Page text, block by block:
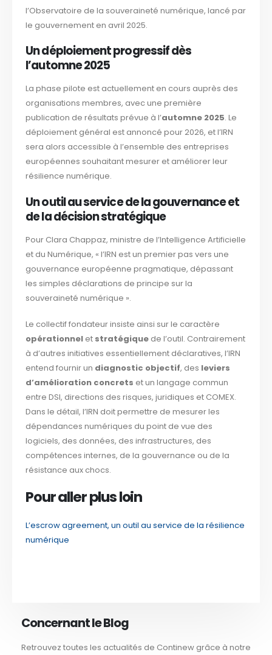
l’Observatoire de la souveraineté numérique, lancé par
le gouvernement en avril 2025.
Un déploiement progressif dès
l’automne 2025
La phase pilote est actuellement en cours auprès des
organisations membres, avec une première
publication de résultats prévue à l’automne 2025. Le
déploiement général est annoncé pour 2026, et l’IRN
sera alors accessible à l’ensemble des entreprises
européennes souhaitant mesurer et améliorer leur
résilience numérique.
Un outil au service de la gouvernance et
de la décision stratégique
Pour Clara Chappaz, ministre de l’Intelligence Artificielle
et du Numérique, « l’IRN est un premier pas vers une
gouvernance européenne pragmatique, dépassant
les simples déclarations de principe sur la
souveraineté numérique ».
Le collectif fondateur insiste ainsi sur le caractère
opérationnel et stratégique de l’outil. Contrairement
à d’autres initiatives essentiellement déclaratives, l’IRN
entend fournir un diagnostic objectif, des leviers
d’amélioration concrets et un langage commun
entre DSI, directions des risques, juridiques et COMEX.
Dans le détail, l’IRN doit permettre de mesurer les
dépendances numériques du point de vue des
logiciels, des données, des infrastructures, des
compétences internes, de la gouvernance ou de la
résistance aux chocs.
Pour aller plus loin
L’escrow agreement, un outil au service de la résilience
numérique
Concernant le Blog
Retrouvez toutes les actualités de Continew grâce à notre